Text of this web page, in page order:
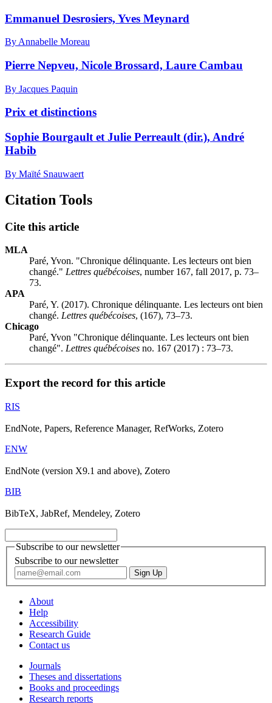
Emmanuel Desrosiers, Yves Meynard
By Annabelle Moreau
Pierre Nepveu, Nicole Brossard, Laure Cambau
By Jacques Paquin
Prix et distinctions
Sophie Bourgault et Julie Perreault (dir.), André
Habib
By Maïté Snauwaert
Citation Tools
Cite this article
MLA
Paré, Yvon. "Chronique délinquante. Les lecteurs ont bien
changé." Lettres québécoises, number 167, fall 2017, p. 73–
73.
APA
Paré, Y. (2017). Chronique délinquante. Les lecteurs ont bien
changé. Lettres québécoises, (167), 73–73.
Chicago
Paré, Yvon "Chronique délinquante. Les lecteurs ont bien
changé". Lettres québécoises no. 167 (2017) : 73–73.
Export the record for this article
RIS
EndNote, Papers, Reference Manager, RefWorks, Zotero
ENW
EndNote (version X9.1 and above), Zotero
BIB
BibTeX, JabRef, Mendeley, Zotero
Subscribe to our newsletter
Subscribe to our newsletter
About
Help
Accessibility
Research Guide
Contact us
Journals
Theses and dissertations
Books and proceedings
Research reports